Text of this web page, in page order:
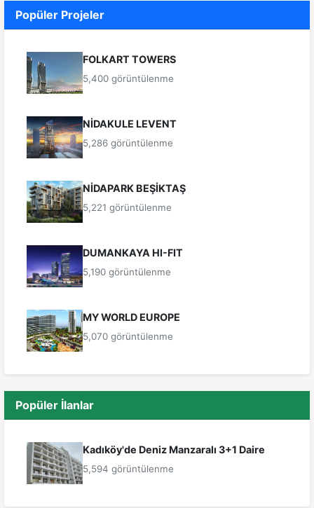
Popüler Projeler
FOLKART TOWERS
5,400 görüntülenme
NİDAKULE LEVENT
5,286 görüntülenme
NİDAPARK BEŞİKTAŞ
5,221 görüntülenme
DUMANKAYA HI-FIT
5,190 görüntülenme
MY WORLD EUROPE
5,070 görüntülenme
Popüler İlanlar
Kadıköy'de Deniz Manzaralı 3+1 Daire
5,594 görüntülenme